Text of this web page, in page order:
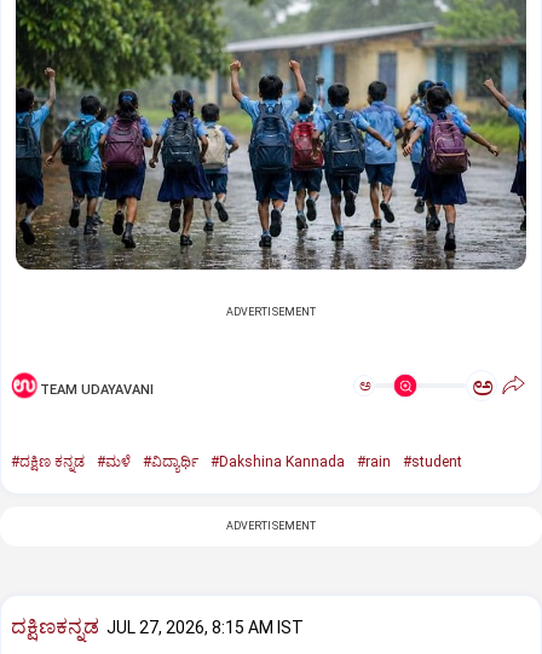
ADVERTISEMENT
TEAM UDAYAVANI ಅ ಅ
#ದಕ್ಷಿಣ ಕನ್ನಡ #ಮಳೆ #ವಿದ್ಯಾರ್ಥಿ #Dakshina Kannada #rain #student
ADVERTISEMENT
ದಕ್ಷಿಣಕನ್ನಡ JUL 27, 2026, 8:15 AM IST